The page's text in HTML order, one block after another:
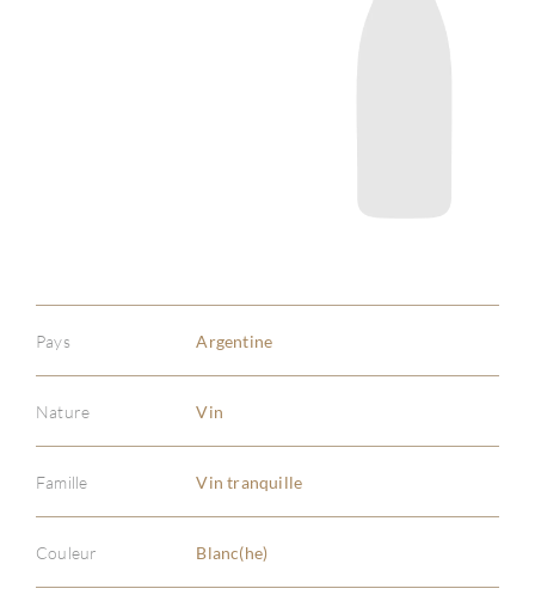
Pays Argentine
Nature Vin
Famille Vin tranquille
Couleur Blanc(he)